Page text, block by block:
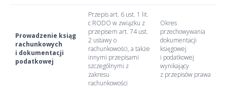
Prowadzenie ksiąg
rachunkowych
i dokumentacji
podatkowej
Przepis art. 6 ust. 1 lit.
c RODO w związku z
przepisem art. 74 ust.
2 ustawy o
rachunkowości, a także
innymi przepisami
szczególnymi z
zakresu
rachunkowości
Okres
przechowywania
dokumentacji
księgowej
i podatkowej
wynikający
z przepisów prawa